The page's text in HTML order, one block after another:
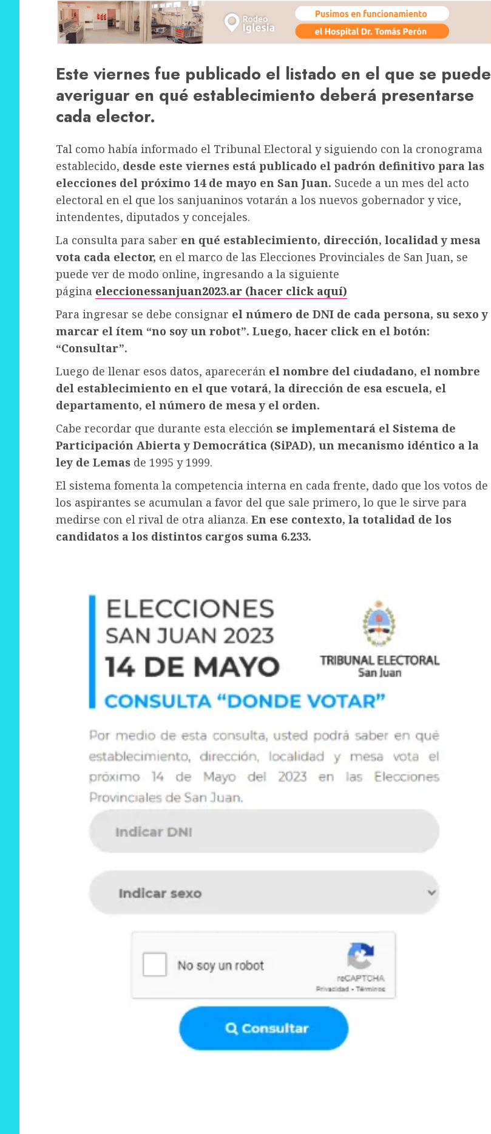
Este viernes fue publicado el listado en el que se puede
averiguar en qué establecimiento deberá presentarse
cada elector.
Tal como había informado el Tribunal Electoral y siguiendo con la cronograma
establecido, desde este viernes está publicado el padrón definitivo para las
elecciones del próximo 14 de mayo en San Juan. Sucede a un mes del acto
electoral en el que los sanjuaninos votarán a los nuevos gobernador y vice,
intendentes, diputados y concejales.
La consulta para saber en qué establecimiento, dirección, localidad y mesa
vota cada elector, en el marco de las Elecciones Provinciales de San Juan, se
puede ver de modo online, ingresando a la siguiente
página eleccionessanjuan2023.ar (hacer click aquí)
Para ingresar se debe consignar el número de DNI de cada persona, su sexo y
marcar el ítem “no soy un robot”. Luego, hacer click en el botón:
“Consultar”.
Luego de llenar esos datos, aparecerán el nombre del ciudadano, el nombre
del establecimiento en el que votará, la dirección de esa escuela, el
departamento, el número de mesa y el orden.
Cabe recordar que durante esta elección se implementará el Sistema de
Participación Abierta y Democrática (SiPAD), un mecanismo idéntico a la
ley de Lemas de 1995 y 1999.
El sistema fomenta la competencia interna en cada frente, dado que los votos de
los aspirantes se acumulan a favor del que sale primero, lo que le sirve para
medirse con el rival de otra alianza. En ese contexto, la totalidad de los
candidatos a los distintos cargos suma 6.233.